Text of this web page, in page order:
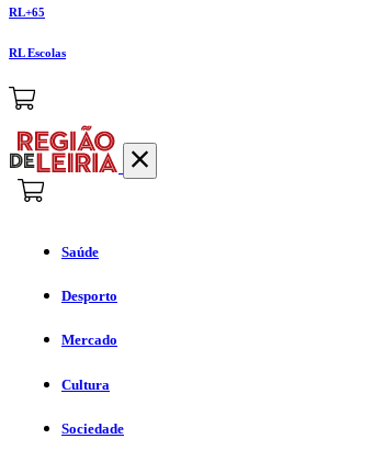
RL+65
RL Escolas
Saúde
Desporto
Mercado
Cultura
Sociedade